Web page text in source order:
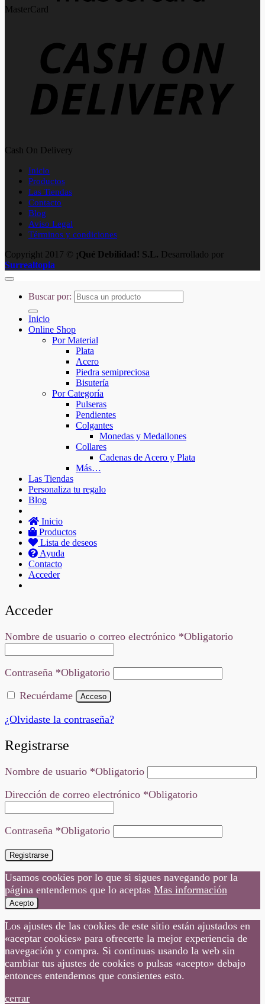
MasterCard
Cash On Delivery
Inicio
Productos
Las Tiendas
Contacto
Blog
Aviso Legal
Términos y condiciones
Copyright 2017 ©
¡Qué Debilidad! S.L. Desarrollado por
Surrealtopia
Buscar por:
Inicio
Online Shop
Por Material
Plata
Acero
Piedra semipreciosa
Bisutería
Por Categoría
Pulseras
Pendientes
Colgantes
Monedas y Medallones
Collares
Cadenas de Acero y Plata
Más…
Las Tiendas
Personaliza tu regalo
Blog
Inicio
Productos
Lista de deseos
Ayuda
Contacto
Acceder
Acceder
Nombre de usuario o correo electrónico *Obligatorio
Contraseña *Obligatorio
Recuérdame
Acceso
¿Olvidaste la contraseña?
Registrarse
Nombre de usuario *Obligatorio
Dirección de correo electrónico *Obligatorio
Contraseña *Obligatorio
Registrarse
Usamos cookies por lo que si sigues navegando por la
página entendemos que lo aceptas Mas información
Acepto
Los ajustes de las cookies de este sitio están ajustados en
«aceptar cookies» para ofrecerte la mejor experiencia de
navegación y compra. Si continuas usando la web sin
cambiar tus ajustes de cookies o pulsas «acepto» debajo
entonces entendemos que consientes esto.
cerrar